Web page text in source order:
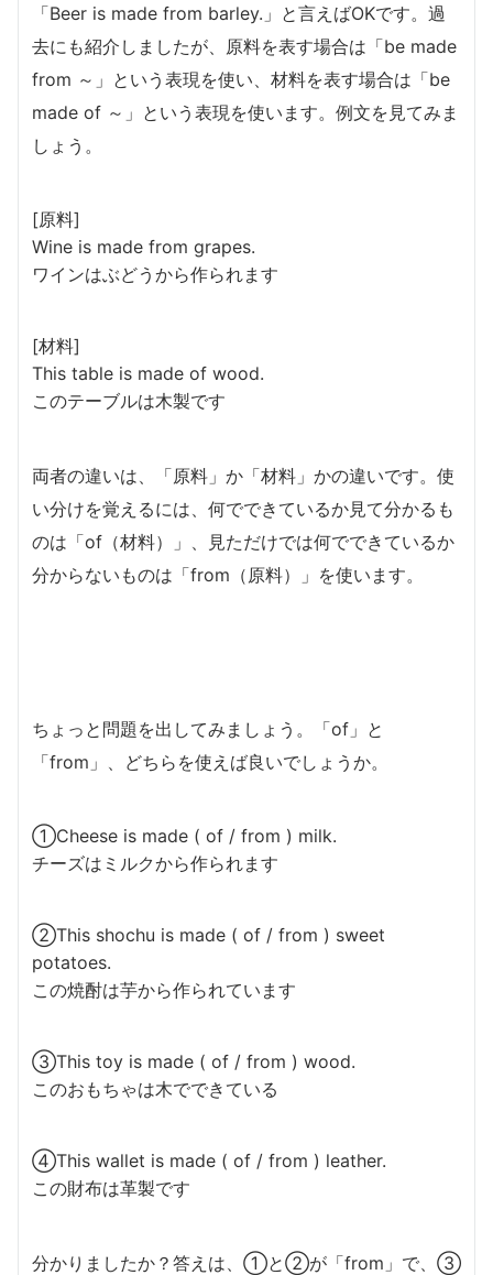
「Beer is made from barley.」と言えばOKです。過
去にも紹介しましたが、原料を表す場合は「be made
from ～」という表現を使い、材料を表す場合は「be
made of ～」という表現を使います。例文を見てみま
しょう。
[原料]
Wine is made from grapes.
ワインはぶどうから作られます
[材料]
This table is made of wood.
このテーブルは木製です
両者の違いは、「原料」か「材料」かの違いです。使
い分けを覚えるには、何でできているか見て分かるも
のは「of（材料）」、見ただけでは何でできているか
分からないものは「from（原料）」を使います。
ちょっと問題を出してみましょう。「of」と
「from」、どちらを使えば良いでしょうか。
①Cheese is made ( of / from ) milk.
チーズはミルクから作られます
②This shochu is made ( of / from ) sweet
potatoes.
この焼酎は芋から作られています
③This toy is made ( of / from ) wood.
このおもちゃは木でできている
④This wallet is made ( of / from ) leather.
この財布は革製です
分かりましたか？答えは、①と②が「from」で、③